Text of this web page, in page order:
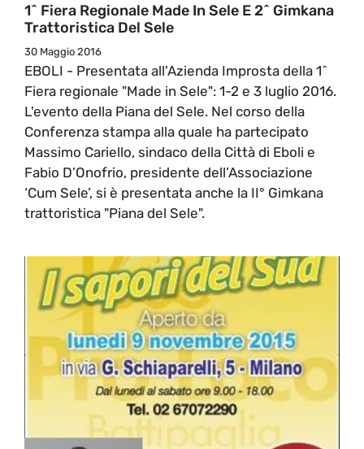
1^ Fiera Regionale Made In Sele E 2^ Gimkana
Trattoristica Del Sele
30 Maggio 2016
EBOLI - Presentata all'Azienda Improsta della 1^
Fiera regionale "Made in Sele": 1-2 e 3 luglio 2016.
L'evento della Piana del Sele. Nel corso della
Conferenza stampa alla quale ha partecipato
Massimo Cariello, sindaco della Città di Eboli e
Fabio D’Onofrio, presidente dell’Associazione
‘Cum Sele’, si è presentata anche la II° Gimkana
trattoristica "Piana del Sele".